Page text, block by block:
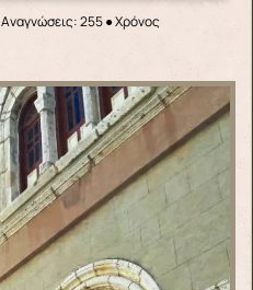
Αναγνώσεις: 255● Χρόνος